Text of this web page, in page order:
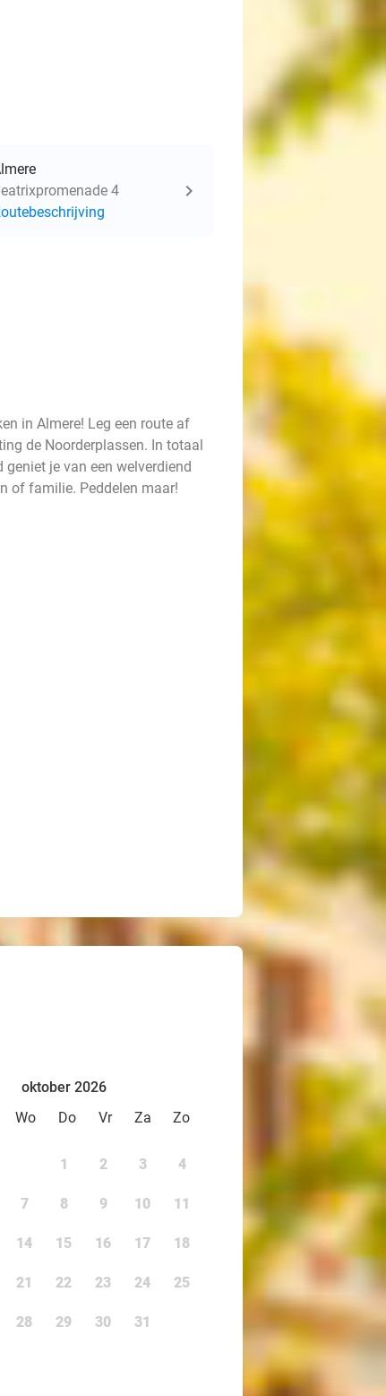
4
in Almere! Leg een route af
de Noorderplassen. In totaal
je van een welverdiend
of familie. Peddelen maar!
oktober 2026
Wo Do Vr Za Zo
1 2 3 4
7 8 9 10 11
14 15 16 17 18
21 22 23 24 25
28 29 30 31